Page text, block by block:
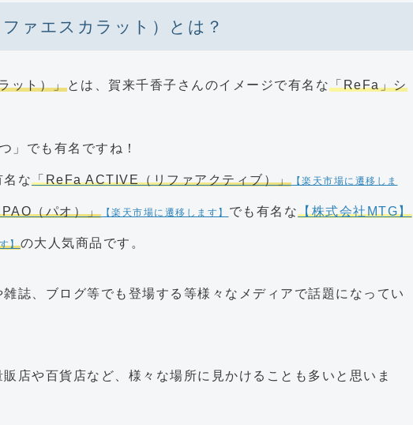
ァエスカラット）とは？
ット）」とは、賀来千香子さんのイメージで有名な「ReFa」シ
」でも有名ですね！
名な「ReFa ACTIVE（リファアクティブ）」【楽天市場に遷移しま
（パオ）」【楽天市場に遷移します】 でも有名な【株式会社MTG】
】の大人気商品です。
誌、ブログ等でも登場する等様々なメディアで話題になってい
店や百貨店など、様々な場所に見かけることも多いと思いま